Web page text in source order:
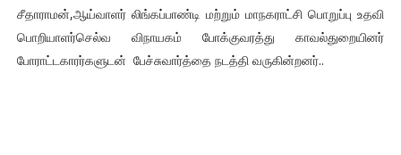
சீதாராமன்,ஆய்வாளர் லிங்கப்பாண்டி மற்றும் மாநகராட்சி பொறுப்பு உதவி
பொறியாளர்செல்வ விநாயகம் போக்குவரத்து காவல்துறையினர்
போராட்டகாரர்களுடன் பேச்சுவார்த்தை நடத்தி வருகின்றனர்..